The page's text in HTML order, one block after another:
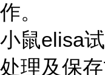
作。
小鼠elisa
处理及保